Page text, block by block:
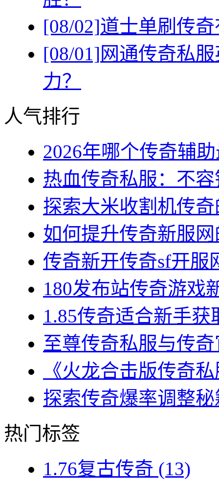
[08/02]道士单刷传
[08/01]网通传奇私
力？
人气排行
2026年哪个传奇辅
热血传奇私服：不
探索大米收割机传
如何提升传奇新服
传奇新开传奇sf开服
180发布站传奇游戏
1.85传奇适合新手
至尊传奇私服与传
《火龙合击版传奇
探索传奇爆率调整
热门标签
1.76复古传奇 (13)